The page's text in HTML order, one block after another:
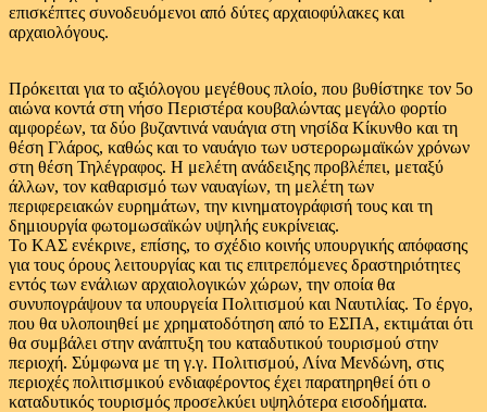
επισκέπτες συνοδευόμενοι από δύτες αρχαιοφύλακες και
αρχαιολόγους.
Πρόκειται για το αξιόλογου μεγέθους πλοίο, που βυθίστηκε τον 5ο
αιώνα κοντά στη νήσο Περιστέρα κουβαλώντας μεγάλο φορτίο
αμφορέων, τα δύο βυζαντινά ναυάγια στη νησίδα Κίκυνθο και τη
θέση Γλάρος, καθώς και το ναυάγιο των υστερορωμαϊκών χρόνων
στη θέση Τηλέγραφος. Η μελέτη ανάδειξης προβλέπει, μεταξύ
άλλων, τον καθαρισμό των ναυαγίων, τη μελέτη των
περιφερειακών ευρημάτων, την κινηματογράφισή τους και τη
δημιουργία φωτομωσαϊκών υψηλής ευκρίνειας.
Το ΚΑΣ ενέκρινε, επίσης, το σχέδιο κοινής υπουργικής απόφασης
για τους όρους λειτουργίας και τις επιτρεπόμενες δραστηριότητες
εντός των ενάλιων αρχαιολογικών χώρων, την οποία θα
συνυπογράψουν τα υπουργεία Πολιτισμού και Ναυτιλίας. Το έργο,
που θα υλοποιηθεί με χρηματοδότηση από το ΕΣΠΑ, εκτιμάται ότι
θα συμβάλει στην ανάπτυξη του καταδυτικού τουρισμού στην
περιοχή. Σύμφωνα με τη γ.γ. Πολιτισμού, Λίνα Μενδώνη, στις
περιοχές πολιτισμικού ενδιαφέροντος έχει παρατηρηθεί ότι ο
καταδυτικός τουρισμός προσελκύει υψηλότερα εισοδήματα.